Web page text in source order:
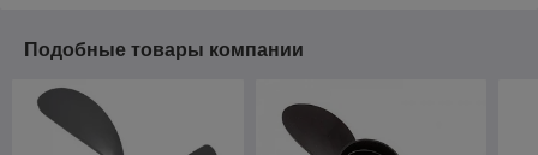
Подобные товары компании